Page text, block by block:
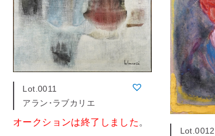
Lot.0011
アラン･ラブカリエ
オークションは終了しました 。
Lot.0012